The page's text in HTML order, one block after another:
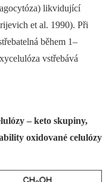
likvidující
et al. 1990). Při
během 1–
vstřebává
– keto skupiny,
oxidované celulózy